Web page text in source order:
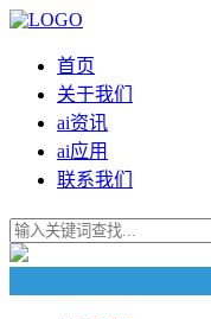
首页
关于我们
ai资讯
ai应用
联系我们